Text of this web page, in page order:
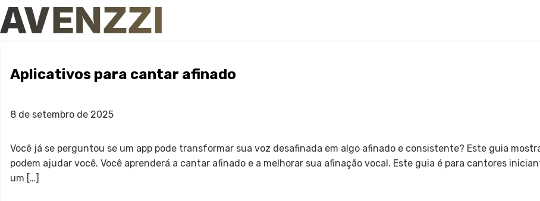
Aplicativos para cantar afinado
8 de setembro de 2025
Você já se perguntou se um app pode transformar sua voz desafinada em algo afinado e consistente? Este guia
podem ajudar você. Você aprenderá a cantar afinado e a melhorar sua afinação vocal. Este guia é para cantores
um […]